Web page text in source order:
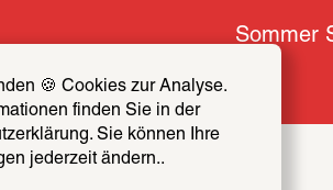
🍪 Cookies zur Analyse.
finden Sie in der
Sie können Ihre
jederzeit ändern..
Sommer